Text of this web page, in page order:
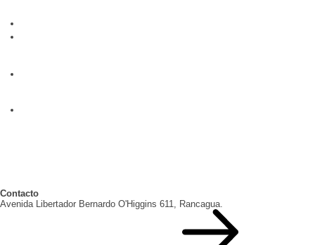
Contacto
Avenida Libertador Bernardo O'Higgins 611, Rancagua.